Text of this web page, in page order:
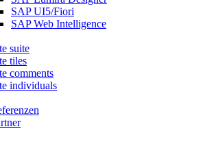
SAP UI5/Fiori
SAP Web Intelligence
suite
tiles
comments
individuals